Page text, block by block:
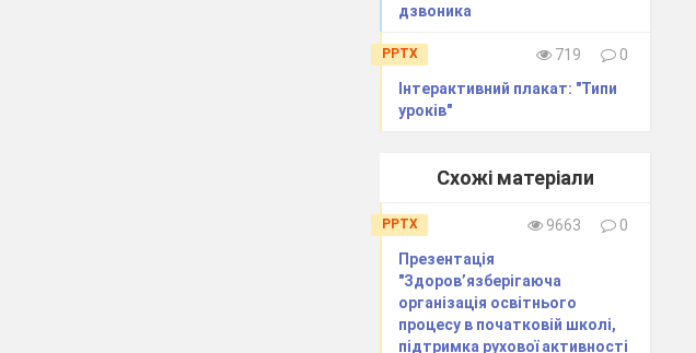
дзвоника
PPTX 719
0
Інтерактивний плакат: "Типи
уроків"
Схожі матеріали
PPTX 9663
0
Презентація
"Здоров’язберігаюча
організація освітнього
процесу в початковій школі,
підтримка рухової активності